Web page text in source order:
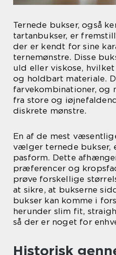
Ternede bukser, også
tartanbukser, er
der er kendt for sine
ternemønstre. Disse
uld eller viskose,
og holdbart materiale.
farvekombinationer, og
fra store og
diskrete mønstre.
En af de mest
vælger ternede bukser,
pasform. Dette
præferencer og
prøve forskellige
at sikre, at bukserne
bukser kan komme i
herunder slim fit,
så der er noget for
Historisk